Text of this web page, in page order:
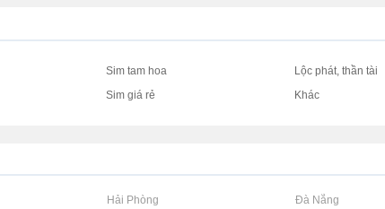
Sim tam hoa
Lộc phát, thần tài
Sim giá rẻ Khác
Rao vặt tại Hải Phòng Rao vặt tại Đà Nẵng